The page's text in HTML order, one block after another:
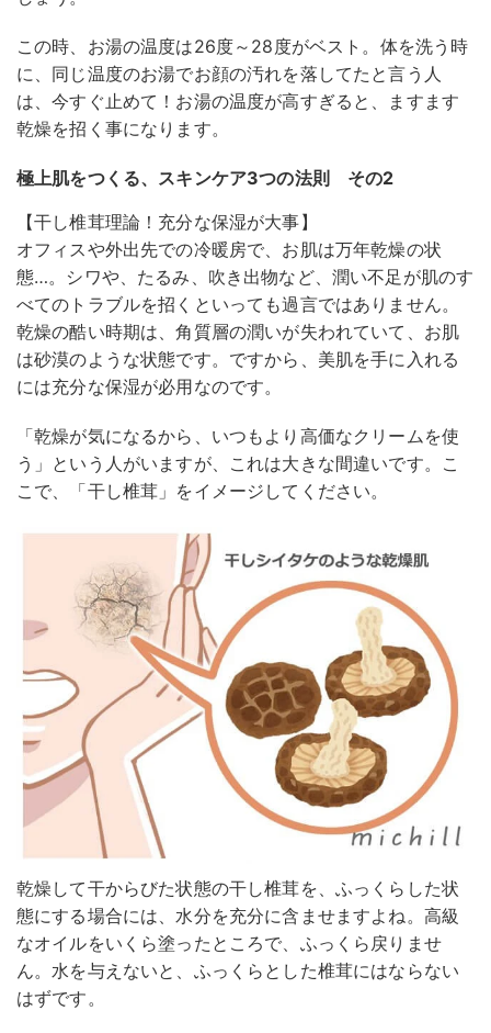
この時、お湯の温度は26度～28度がベスト。体を洗う時
に、同じ温度のお湯でお顔の汚れを落してたと言う人
は、今すぐ止めて！お湯の温度が高すぎると、ますます
乾燥を招く事になります。
極上肌をつくる、スキンケア3つの法則 その2
【干し椎茸理論！充分な保湿が大事】
オフィスや外出先での冷暖房で、お肌は万年乾燥の状
態…。シワや、たるみ、吹き出物など、潤い不足が肌のす
べてのトラブルを招くといっても過言ではありません。
乾燥の酷い時期は、角質層の潤いが失われていて、お肌
は砂漠のような状態です。ですから、美肌を手に入れる
には充分な保湿が必用なのです。
「乾燥が気になるから、いつもより高価なクリームを使
う」という人がいますが、これは大きな間違いです。こ
こで、「干し椎茸」をイメージしてください。
乾燥して干からびた状態の干し椎茸を、ふっくらした状
態にする場合には、水分を充分に含ませますよね。高級
なオイルをいくら塗ったところで、ふっくら戻りませ
ん。水を与えないと、ふっくらとした椎茸にはならない
はずです。